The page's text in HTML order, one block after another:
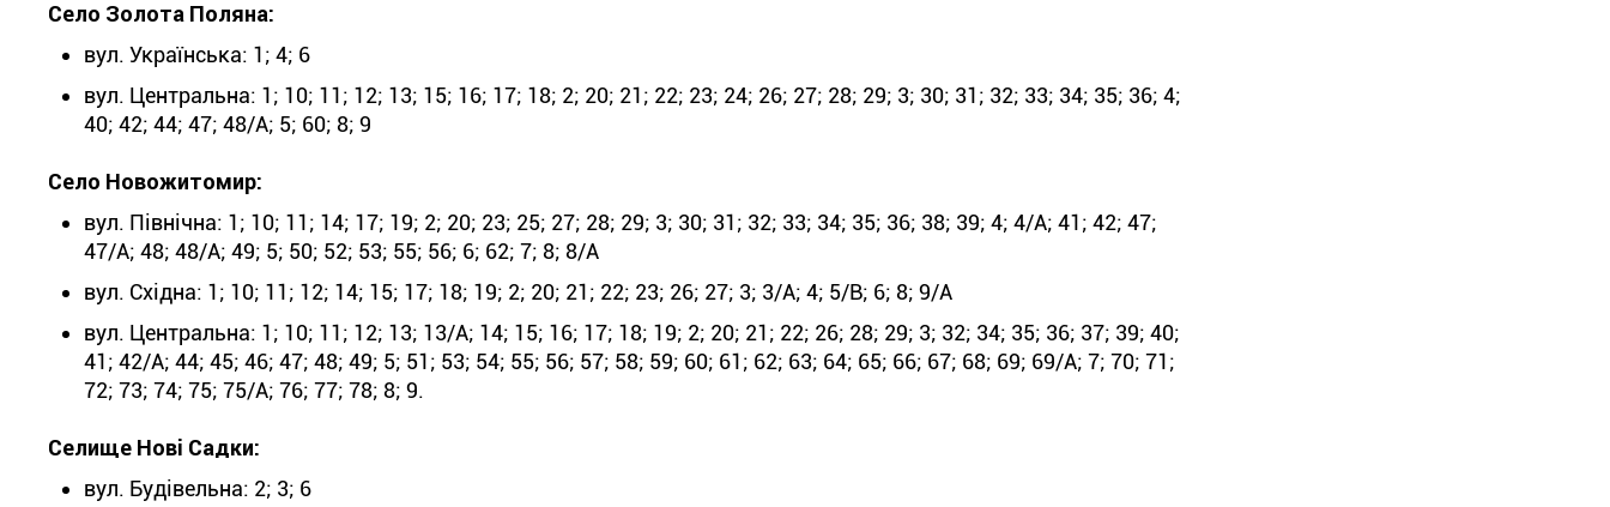
Село Золота Поляна:
вул. Українська: 1; 4; 6
вул. Центральна: 1; 10; 11; 12; 13; 15; 16; 17; 18; 2; 20; 21; 22; 23; 24; 26; 27; 28; 29; 3; 30; 31; 32; 33; 34; 35; 36; 4;
40; 42; 44; 47; 48/А; 5; 60; 8; 9
Село Новожитомир:
вул. Північна: 1; 10; 11; 14; 17; 19; 2; 20; 23; 25; 27; 28; 29; 3; 30; 31; 32; 33; 34; 35; 36; 38; 39; 4; 4/А; 41; 42; 47;
47/А; 48; 48/А; 49; 5; 50; 52; 53; 55; 56; 6; 62; 7; 8; 8/А
вул. Східна: 1; 10; 11; 12; 14; 15; 17; 18; 19; 2; 20; 21; 22; 23; 26; 27; 3; 3/А; 4; 5/В; 6; 8; 9/А
вул. Центральна: 1; 10; 11; 12; 13; 13/А; 14; 15; 16; 17; 18; 19; 2; 20; 21; 22; 26; 28; 29; 3; 32; 34; 35; 36; 37; 39; 40;
41; 42/А; 44; 45; 46; 47; 48; 49; 5; 51; 53; 54; 55; 56; 57; 58; 59; 60; 61; 62; 63; 64; 65; 66; 67; 68; 69; 69/А; 7; 70; 71;
72; 73; 74; 75; 75/А; 76; 77; 78; 8; 9.
Селище Нові Садки:
вул. Будівельна: 2; 3; 6